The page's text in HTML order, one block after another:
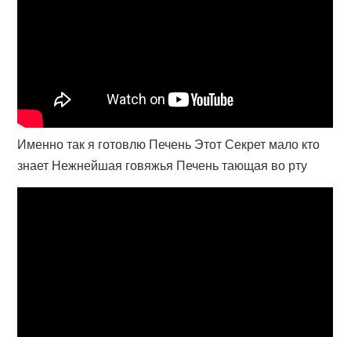
Именно так я готовлю Печень Этот Секрет мало кто
знает Нежнейшая говяжья Печень тающая во рту